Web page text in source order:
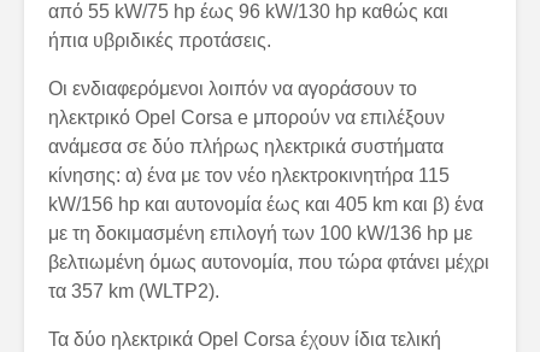
από 55 kW/75 hp έως 96 kW/130 hp καθώς και
ήπια υβριδικές προτάσεις.
Οι ενδιαφερόμενοι λοιπόν να αγοράσουν το
ηλεκτρικό Opel Corsa e μπορούν να επιλέξουν
ανάμεσα σε δύο πλήρως ηλεκτρικά συστήματα
κίνησης: α) ένα με τον νέο ηλεκτροκινητήρα 115
kW/156 hp και αυτονομία έως και 405 km και β) ένα
με τη δοκιμασμένη επιλογή των 100 kW/136 hp με
βελτιωμένη όμως αυτονομία, που τώρα φτάνει μέχρι
τα 357 km (WLTP2).
Τα δύο ηλεκτρικά Opel Corsa έχουν ίδια τελική